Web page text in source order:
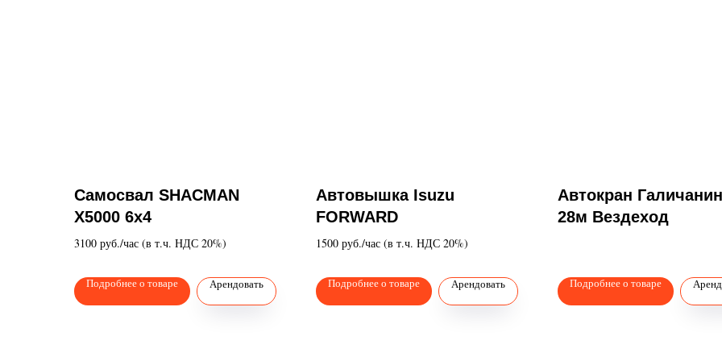
Самосвал SHACMAN
X5000 6х4
3100 руб./час (в т.ч. НДС 20%)
Подробнее о товаре Арендовать
Автовышка Isuzu
FORWARD
1500 руб./час (в т.ч. НДС 20%)
Подробнее о товаре Арендовать
Автокран
28м Вездеход
Подробнее о товаре